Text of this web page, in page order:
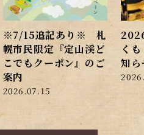
※7/15追記あり※ 札
幌市民限定『定山渓ど
こでもクーポン』のご
案内
2026.07.15
く
知